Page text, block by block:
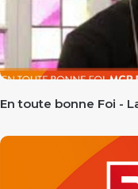
En toute bonne Foi -